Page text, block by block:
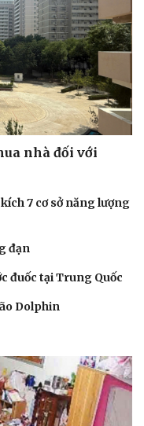
chuyện thời sự
truyện đêm khuya
nhà đối với
7 cơ sở năng lượng
đạn
đuốc tại Trung Quốc
Dolphin